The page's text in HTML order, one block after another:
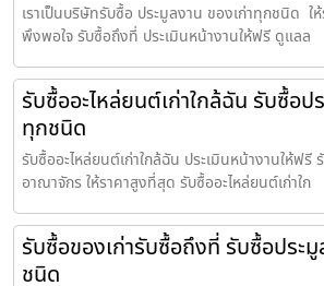
เราเป็นบริษัทรับซื้อ ประมูลงาน ของเก่าทุกชนิด ใ
พึงพอใจ รับซื้อถึงที่ ประเมินหน้างานให้ฟรี ดูแลล
รับซื้ออะไหล่ยนต์เก่าใกล้ฉัน รับซื้อป
ทุกชนิด
รับซื้ออะไหล่ยนต์เก่าใกล้ฉัน ประเมินหน้างานให้ฟรี
อาณาจักร ให้ราคาสูงที่สุด รับซื้ออะไหล่ยนต์เก่าใก
รับซื้อของเก่ารับซื้อถึงที่ รับซื้อประ
ชนิด